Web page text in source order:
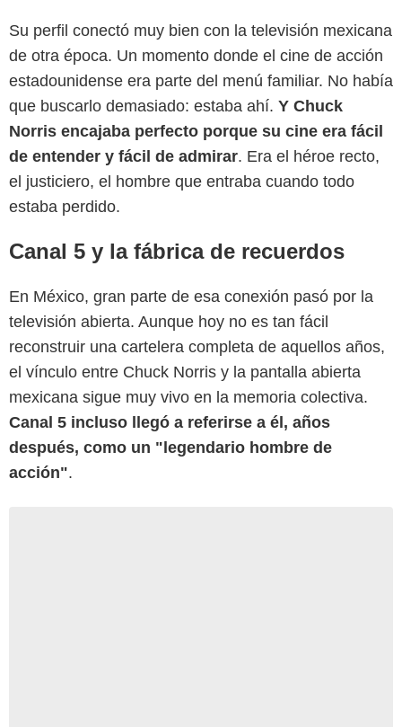
Su perfil conectó muy bien con la televisión mexicana
de otra época. Un momento donde el cine de acción
estadounidense era parte del menú familiar. No había
que buscarlo demasiado: estaba ahí. Y Chuck
Norris encajaba perfecto porque su cine era fácil
de entender y fácil de admirar. Era el héroe recto,
el justiciero, el hombre que entraba cuando todo
estaba perdido.
Canal 5 y la fábrica de recuerdos
En México, gran parte de esa conexión pasó por la
televisión abierta. Aunque hoy no es tan fácil
reconstruir una cartelera completa de aquellos años,
el vínculo entre Chuck Norris y la pantalla abierta
mexicana sigue muy vivo en la memoria colectiva.
Canal 5 incluso llegó a referirse a él, años
después, como un "legendario hombre de
acción".